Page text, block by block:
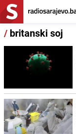
/ britanski soj